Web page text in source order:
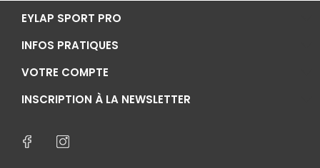
EYLAP SPORT PRO
INFOS PRATIQUES
VOTRE COMPTE
INSCRIPTION À LA NEWSLETTER